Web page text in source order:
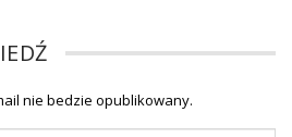
nie bedzie opublikowany.